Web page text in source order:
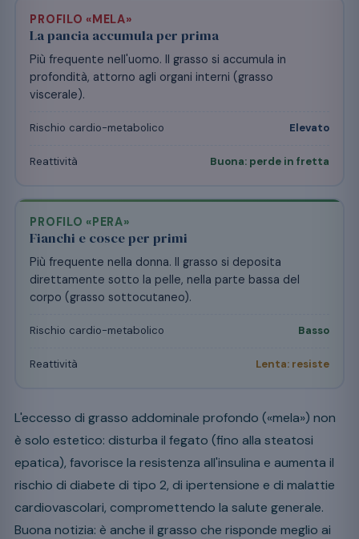
PROFILO «MELA»
La pancia accumula per prima
Più frequente nell'uomo. Il grasso si accumula in
profondità, attorno agli organi interni (grasso
viscerale).
Rischio cardio-metabolico Elevato
Reattività Buona: perde in fretta
PROFILO «PERA»
Fianchi e cosce per primi
Più frequente nella donna. Il grasso si deposita
direttamente sotto la pelle, nella parte bassa del
corpo (grasso sottocutaneo).
Rischio cardio-metabolico Basso
Reattività Lenta: resiste
L'eccesso di grasso addominale profondo («mela») non
è solo estetico: disturba il fegato (fino alla steatosi
epatica), favorisce la resistenza all'insulina e aumenta il
rischio di diabete di tipo 2, di ipertensione e di malattie
cardiovascolari, compromettendo la salute generale.
Buona notizia: è anche il grasso che risponde meglio ai